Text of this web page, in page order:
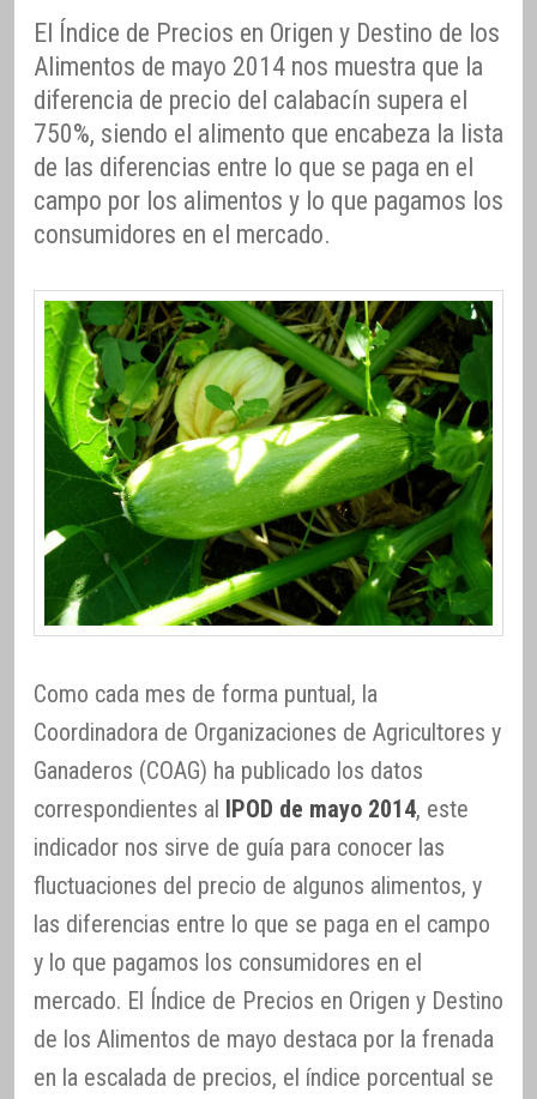
El Índice de Precios en Origen y Destino de los
Alimentos de mayo 2014 nos muestra que la
diferencia de precio del calabacín supera el
750%, siendo el alimento que encabeza la lista
de las diferencias entre lo que se paga en el
campo por los alimentos y lo que pagamos los
consumidores en el mercado.
Como cada mes de forma puntual, la
Coordinadora de Organizaciones de Agricultores y
Ganaderos (COAG) ha publicado los datos
correspondientes al IPOD de mayo 2014, este
indicador nos sirve de guía para conocer las
fluctuaciones del precio de algunos alimentos, y
las diferencias entre lo que se paga en el campo
y lo que pagamos los consumidores en el
mercado. El Índice de Precios en Origen y Destino
de los Alimentos de mayo destaca por la frenada
en la escalada de precios, el índice porcentual se